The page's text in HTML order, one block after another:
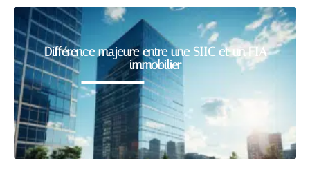
Différence majeure entre une SIIC et un FIA
immobilier